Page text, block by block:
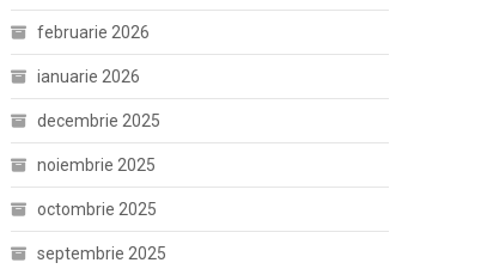
februarie 2026
ianuarie 2026
decembrie 2025
noiembrie 2025
octombrie 2025
septembrie 2025